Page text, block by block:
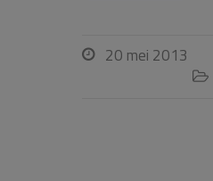
 20 mei 2013
